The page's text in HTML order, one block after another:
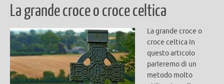
La grande croce o croce celtica
La grande croce o
croce celtica In
questo articolo
parleremo di un
metodo molto